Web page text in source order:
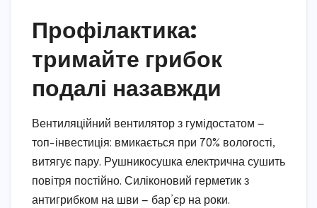
Профілактика:
тримайте грибок
подалі назавжди
Вентиляційний вентилятор з гумідостатом —
топ-інвестиція: вмикається при 70% вологості,
витягує пару. Рушникосушка електрична сушить
повітря постійно. Силіконовий герметик з
антигрибком на шви — бар’єр на роки.